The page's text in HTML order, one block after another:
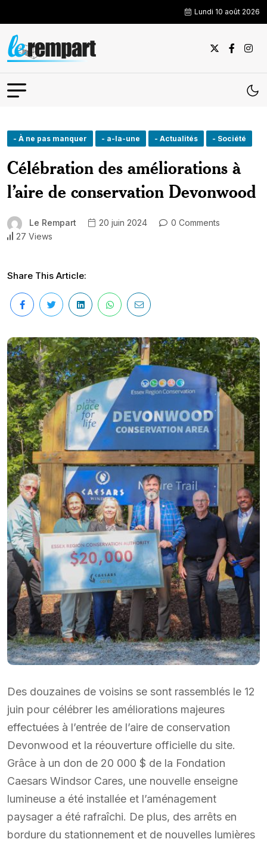
Lundi 10 août 2026
- À ne pas manquer - a-la-une - Actualités - Société
Célébration des améliorations à
l’aire de conservation Devonwood
Le Rempart 20 juin 2024
0 Comments
27 Views
Share This Article:
Des douzaines de voisins se sont rassemblés le 12
juin pour célébrer les améliorations majeures
effectuées à l’entrée de l’aire de conservation
Devonwood et la réouverture officielle du site.
Grâce à un don de 20 000 $ de la Fondation
Caesars Windsor Cares, une nouvelle enseigne
lumineuse a été installée et l’aménagement
paysager a été rafraîchi. De plus, des arrêts en
bordure du stationnement et de nouvelles lumières